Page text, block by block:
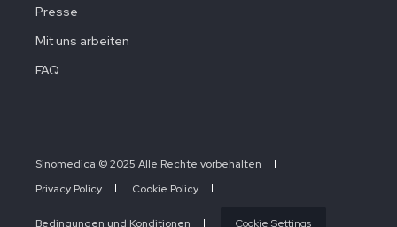
Presse
Mit uns arbeiten
FAQ
Sinomedica © 2025 Alle Rechte vorbehalten
Privacy Policy
Cookie Policy
Bedingungen und Konditionen Cookie Settings